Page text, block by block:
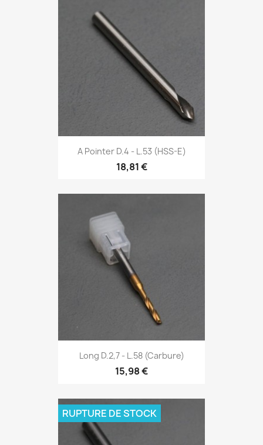
A Pointer D.4 - L.53 (HSS-E)
18,81 €
Long D.2,7 - L.58 (Carbure)
15,98 €
RUPTURE DE STOCK